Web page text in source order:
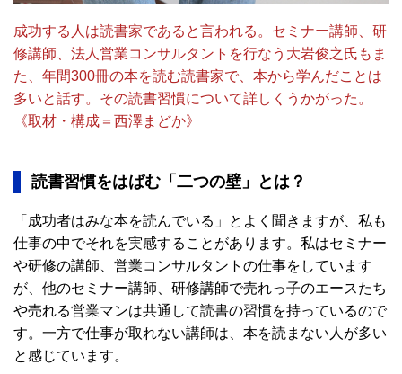
成功する人は読書家であると言われる。セミナー講師、研
修講師、法人営業コンサルタントを行なう大岩俊之氏もま
た、年間300冊の本を読む読書家で、本から学んだことは
多いと話す。その読書習慣について詳しくうかがった。
《取材・構成＝西澤まどか》
読書習慣をはばむ「二つの壁」とは？
「成功者はみな本を読んでいる」とよく聞きますが、私も
仕事の中でそれを実感することがあります。私はセミナー
や研修の講師、営業コンサルタントの仕事をしています
が、他のセミナー講師、研修講師で売れっ子のエースたち
や売れる営業マンは共通して読書の習慣を持っているので
す。一方で仕事が取れない講師は、本を読まない人が多い
と感じています。